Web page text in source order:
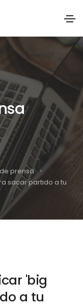
prensa
sacar partido a tu
'big
a tu